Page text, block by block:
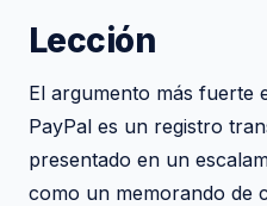
Lección
El argumento más fuerte
PayPal es un registro
presentado en un
como un memorando de